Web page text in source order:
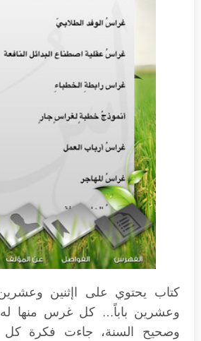
كتاب يحتوي على اإثنين
وعشرين باباً… كل غرس منها
وصحيح السنة، جاءت فكرة